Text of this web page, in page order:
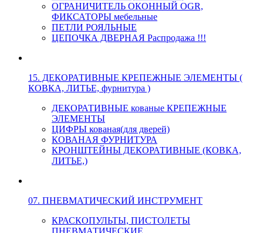
ОГРАНИЧИТЕЛЬ ОКОННЫЙ OGR,
ФИКСАТОРЫ мебельные
ПЕТЛИ РОЯЛЬНЫЕ
ЦЕПОЧКА ДВЕРНАЯ Распродажа !!!
15. ДЕКОРАТИВНЫЕ КРЕПЕЖНЫЕ ЭЛЕМЕНТЫ (
КОВКА, ЛИТЬЕ, фурнитура )
ДЕКОРАТИВНЫЕ кованые КРЕПЕЖНЫЕ
ЭЛЕМЕНТЫ
ЦИФРЫ кованая(для дверей)
КОВАНАЯ ФУРНИТУРА
КРОНШТЕЙНЫ ДЕКОРАТИВНЫЕ (КОВКА,
ЛИТЬЕ,)
07. ПНЕВМАТИЧЕСКИЙ ИНСТРУМЕНТ
КРАСКОПУЛЬТЫ, ПИСТОЛЕТЫ
ПНЕВМАТИЧЕСКИЕ